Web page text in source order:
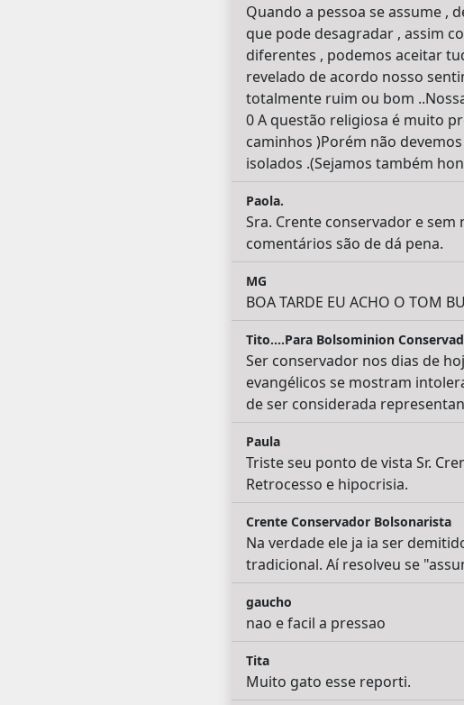
Quando a pessoa se assume ,
que pode desagradar , assim
diferentes , podemos aceitar
revelado de acordo nosso
totalmente ruim ou bom
0 A questão religiosa é muito
caminhos )Porém não
isolados .(Sejamos também
Paola.
Sra. Crente conservador e sem
comentários são de dá pena.
MG
BOA TARDE EU ACHO O TOM
Tito....Para Bolsominion
Ser conservador nos dias de
evangélicos se mostram
de ser considerada
Paula
Triste seu ponto de vista Sr.
Retrocesso e hipocrisia.
Crente Conservador Bolsonarista
Na verdade ele ja ia ser
tradicional. Aí resolveu se
gaucho
nao e facil a pressao
Tita
Muito gato esse reporti.